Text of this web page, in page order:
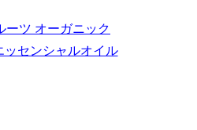
ーツ オーガニック
ッセンシャルオイル